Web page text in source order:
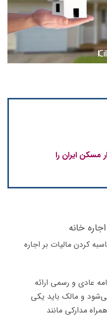
مسکن ایران را
خانه
کردن مالیات بر اجاره
عادی و رسمی ارائه
و مالک باید یکی
مدارکی مانند